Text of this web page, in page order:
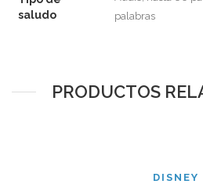
saludo
palabras
PRODUCTOS
DISNEY